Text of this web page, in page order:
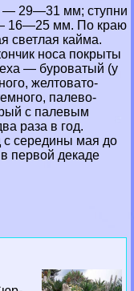
— 29—31 мм; ступни
16—25 мм. По краю
светлая кайма.
носа покрыты
— буроватый (у
желтовато-
палево-
с палевым
раза в год.
с середины мая до
первой декаде